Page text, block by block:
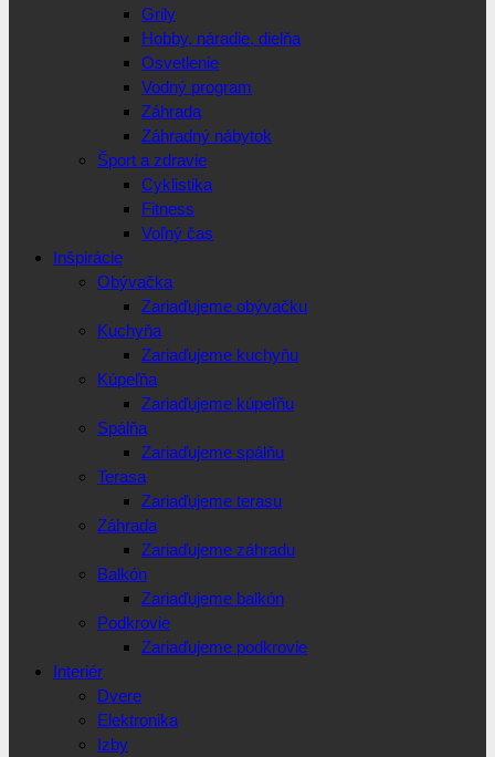
Grily
Hobby, náradie, dielňa
Osvetlenie
Vodný program
Záhrada
Záhradný nábytok
Šport a zdravie
Cyklistika
Fitness
Voľný čas
Inšpirácie
Obývačka
Zariaďujeme obývačku
Kuchyňa
Zariaďujeme kuchyňu
Kúpeľňa
Zariaďujeme kúpeľňu
Spálňa
Zariaďujeme spálňu
Terasa
Zariaďujeme terasu
Záhrada
Zariaďujeme záhradu
Balkón
Zariaďujeme balkón
Podkrovie
Zariaďujeme podkrovie
Interiér
Dvere
Elektronika
Izby